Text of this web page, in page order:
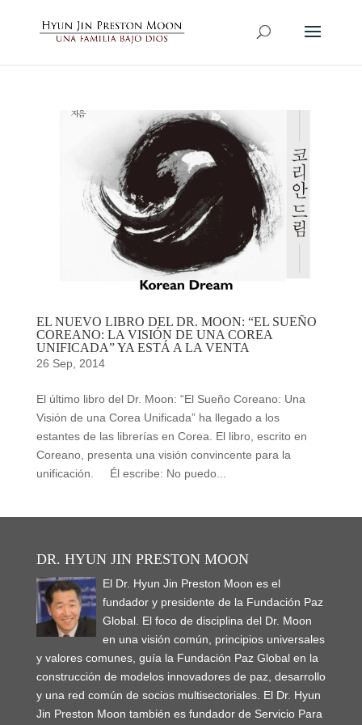
EL NUEVO LIBRO DEL DR. MOON: “EL SUEÑO
COREANO: LA VISIÓN DE UNA COREA
UNIFICADA” YA ESTÁ A LA VENTA
26 Sep, 2014
El último libro del Dr. Moon: “El Sueño Coreano: Una
Visión de una Corea Unificada” ha llegado a los
estantes de las librerías en Corea. El libro, escrito en
Coreano, presenta una visión convincente para la
unificación. Él escribe: No puedo...
DR. HYUN JIN PRESTON MOON
El Dr. Hyun Jin Preston Moon es el
fundador y presidente de la Fundación Paz
Global. El foco de disciplina del Dr. Moon
en una visión común, principios universales
y valores comunes, guía la Fundación Paz Global en la
construcción de modelos innovadores de paz, desarrollo
y una red común de socios multisectoriales. El Dr. Hyun
Jin Preston Moon también es fundador de Servicio Para